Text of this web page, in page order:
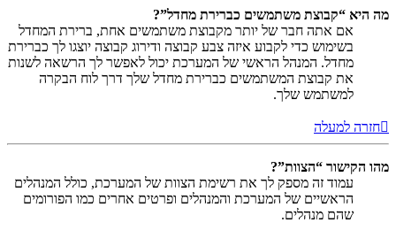
מה היא “קבוצת משתמשים כברירת מחדל”?
אם אתה חבר של יותר מקבוצת משתמשים אחת, ברירת המחדל
בשימוש כדי לקבוע איזה צבע קבוצה ודירוג קבוצה יוצגו לך כברירת
מחדל. המנהל הראשי של המערכת יכול לאפשר לך הרשאה לשנות
את קבוצת המשתמשים כברירת מחדל שלך דרך לוח הבקרה
למשתמש שלך.
חזרה למעלה
מהו הקישור “הצוות”?
עמוד זה מספק לך את רשימת הצוות של המערכת, כולל המנהלים
הראשיים של המערכת והמנהלים ופרטים אחרים כמו הפורומים
שהם מנהלים.